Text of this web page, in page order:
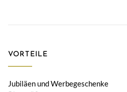
VORTEILE
Jubiläen und Werbegeschenke